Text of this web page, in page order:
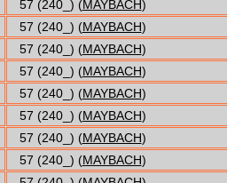
57 (240_) (MAYBACH)
57 (240_) (MAYBACH)
57 (240_) (MAYBACH)
57 (240_) (MAYBACH)
57 (240_) (MAYBACH)
57 (240_) (MAYBACH)
57 (240_) (MAYBACH)
57 (240_) (MAYBACH)